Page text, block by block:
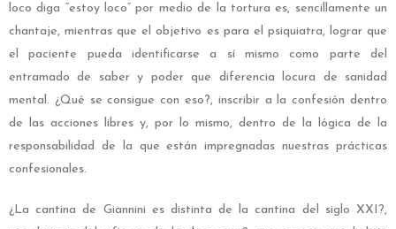
loco diga “estoy loco” por medio de la tortura es, sencillamente un
chantaje, mientras que el objetivo es para el psiquiatra, lograr que
el paciente pueda identificarse a sí mismo como parte del
entramado de saber y poder que diferencia locura de sanidad
mental. ¿Qué se consigue con eso?, inscribir a la confesión dentro
de las acciones libres y, por lo mismo, dentro de la lógica de la
responsabilidad de la que están impregnadas nuestras prácticas
confesionales.
¿La cantina de Giannini es distinta de la cantina del siglo XXI?,